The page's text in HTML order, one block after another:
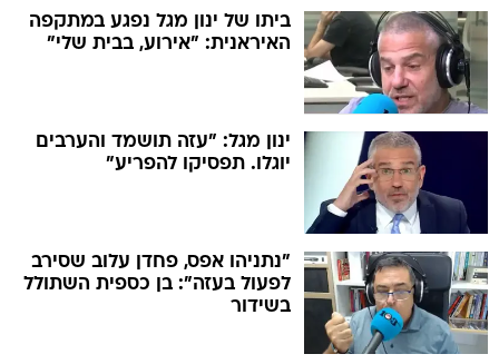
ביתו של ינון מגל נפגע במתקפה
האיראנית: "אירוע, בבית שלי"
ינון מגל: "עזה תושמד והערבים
יוגלו. תפסיקו להפריע"
"נתניהו אפס, פחדן עלוב שסירב
לפעול בעזה": בן כספית השתולל
בשידור